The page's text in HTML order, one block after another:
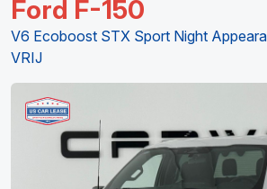
Ford F-150
V6 Ecoboost STX Sport Night
VRIJ